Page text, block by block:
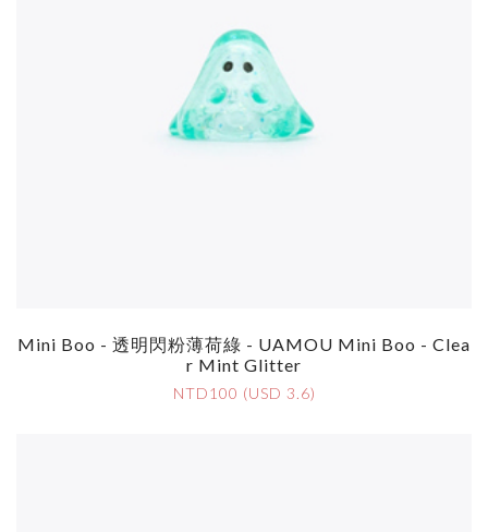
Mini Boo - 透明閃粉薄荷綠 - UAMOU Mini Boo - Clea
R Mint Glitter
NTD100 (USD 3.6)